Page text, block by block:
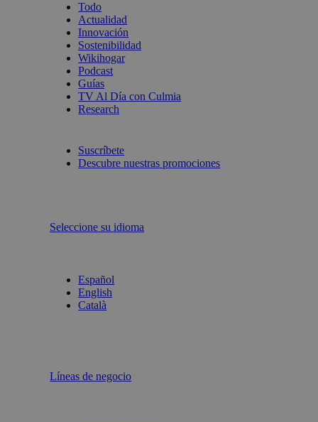
Todo
Actualidad
Innovación
Sostenibilidad
Wikihogar
Podcast
Guías
TV Al Día con Culmia
Research
Suscríbete
Descubre nuestras promociones
Seleccione su idioma
Español
English
Català
Líneas de negocio